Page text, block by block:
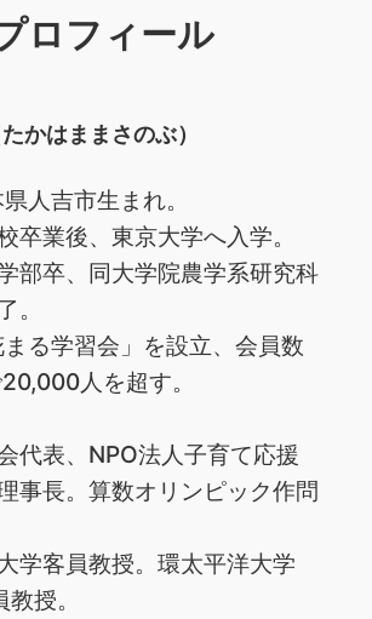
ロフィール
かはままさのぶ）
人吉市生まれ。
卒業後、東京大学へ入学。
部卒、同大学院農学系研究科
。
る学習会」を設立、会員数
人を超す。
代表、NPO法人子育て応援
事長。算数オリンピック作問
学客員教授。環太平洋大学
教授。